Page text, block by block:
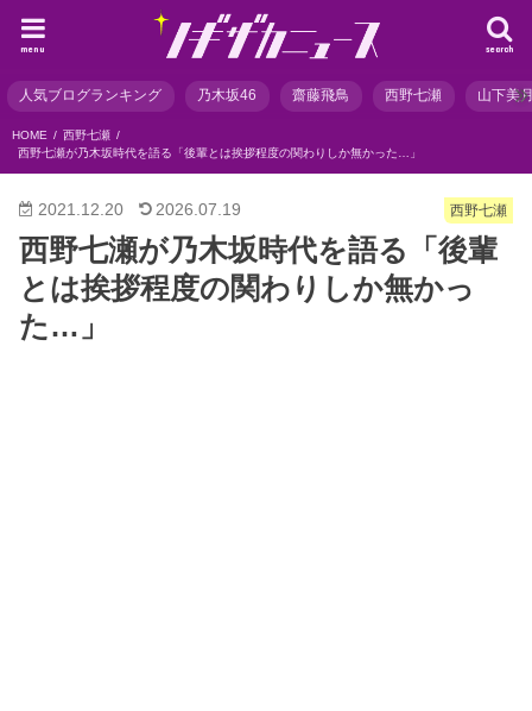
search
menu
人気ブログランキング 乃木坂46 齋藤飛鳥 西野七瀬 山下美
HOME
西野七瀬
西野七瀬が乃木坂時代を語る「後輩とは挨拶程度の関わりしか無かった…」
西野七瀬
2021.12.20 2026.07.19
西野七瀬が乃木坂時代を語る「後輩
とは挨拶程度の関わりしか無かっ
た…」